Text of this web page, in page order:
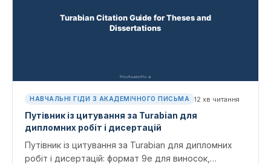
НАВЧАЛЬНІ ГІДИ З АКАДЕМІЧНОГО ПИСЬМА 12 хв читання
Путівник із цитування за Turabian для
дипломних робіт і дисертацій
Путівник із цитування за Turabian для дипломних
робіт і дисертацій: формат 9e для виносок,